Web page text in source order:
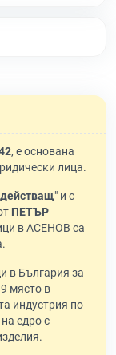
, е основана
лица.
действащ" и с
ПЕТЪР
в АСЕНОВ са
в България за
място в
индустрия по
едро с